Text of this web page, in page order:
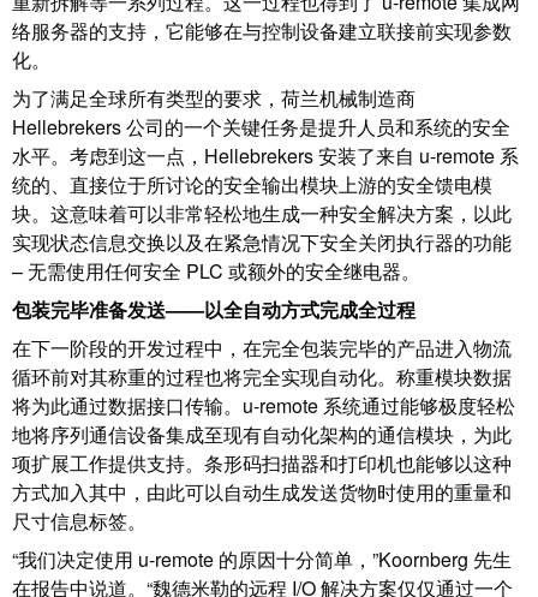
预
线
缆、
网
络
跳
线
和
电
缆
PLC/DCS
系
统
布
线
和
迁
米
勒
软
件
技
术
支
持
工
程
设
计
数
据
技
我
们
管
理
层
市
场
和
行
业
分
销
渠
道
IIoT
络服务器的支持，它能够在与控制设备建立联接前实现参数
化。
为了满足全球所有类型的要求，荷兰机械制造商
Hellebrekers 公司的一个关键任务是提升人员和系统的安全
水平。考虑到这一点，Hellebrekers 安装了来自 u-remote 系
统的、直接位于所讨论的安全输出模块上游的安全馈电模
块。这意味着可以非常轻松地生成一种安全解决方案，以此
实现状态信息交换以及在紧急情况下安全关闭执行器的功能
– 无需使用任何安全 PLC 或额外的安全继电器。
包装完毕准备发送——以全自动方式完成全过程
在下一阶段的开发过程中，在完全包装完毕的产品进入物流
循环前对其称重的过程也将完全实现自动化。称重模块数据
将为此通过数据接口传输。u-remote 系统通过能够极度轻松
地将序列通信设备集成至现有自动化架构的通信模块，为此
项扩展工作提供支持。条形码扫描器和打印机也能够以这种
方式加入其中，由此可以自动生成发送货物时使用的重量和
尺寸信息标签。
“我们决定使用 u-remote 的原因十分简单，”Koornberg 先生
在报告中说道。“魏德米勒的远程 I/O 解决方案仅仅通过一个